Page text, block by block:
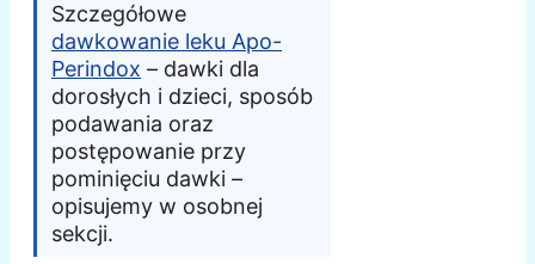
Szczegółowe
dawkowanie leku Apo-
Perindox – dawki dla
dorosłych i dzieci, sposób
podawania oraz
postępowanie przy
pominięciu dawki –
opisujemy w osobnej
sekcji.